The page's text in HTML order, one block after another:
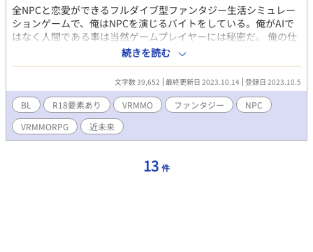
全NPCと恋愛ができるフルダイブ型ファンタジー生活シミュレー
ションゲームで、俺はNPCを演じるバイトをしている。俺がAIで
はなく人間である事は当然ゲームプレイヤーには秘密だ。 俺の仕
事は料理屋『銀の鍋』で働くNPCナナセを演じることだ。『銀の
鍋』にはたくさんのプレイヤーが遊びに来る――その中には気に
なる常連客がいた。 毎日0時と20時に更新。全22話で完結まで予
約済みです。 ムーンライトノベルズ様へも同内容を掲載しており
ます。
続きを読む
文字数 39,652 最終更新日 2023.10.14 登録日 2023.10.5
BL R18要素あり VRMMO ファンタジー
NPC
VRMMORPG
近未来
13 件